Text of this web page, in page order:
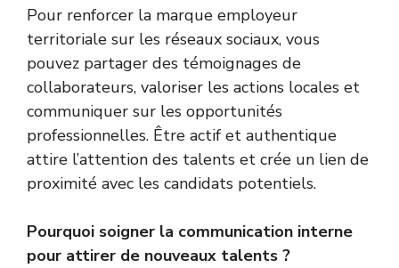
Pour renforcer la marque employeur
territoriale sur les réseaux sociaux, vous
pouvez partager des témoignages de
collaborateurs, valoriser les actions locales et
communiquer sur les opportunités
professionnelles. Être actif et authentique
attire l’attention des talents et crée un lien de
proximité avec les candidats potentiels.
Pourquoi soigner la communication interne
pour attirer de nouveaux talents ?